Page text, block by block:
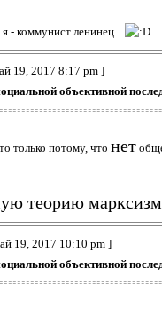
- коммунист ленинец...
19, 2017 8:17 pm ]
объективной
только потому, что нет
теорию
19, 2017 10:10 pm ]
объективной